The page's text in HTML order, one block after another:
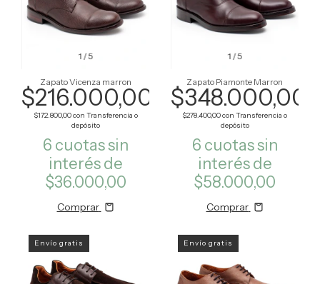
1 /5
Zapato Vicenza marron
$216.000,00
$172.800,00con Transferencia o
depósito
6 cuotas sin
interés de
$36.000,00
Comprar
1 /5
Zapato Piamonte Marron
$348.000,00
$278.400,00con Transferencia o
depósito
6 cuotas sin
interés de
$58.000,00
Comprar
Envío gratis Envío gratis